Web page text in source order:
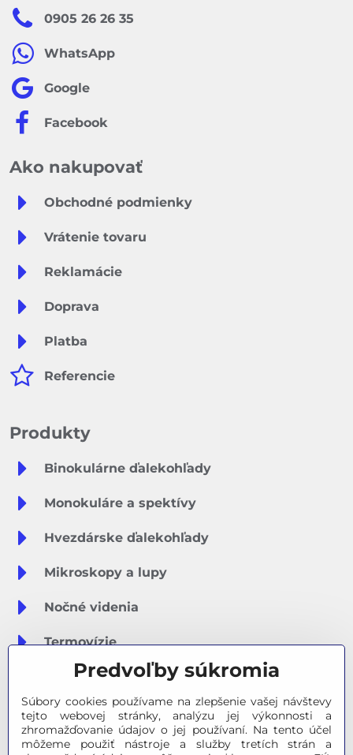
0905 26 26 35
WhatsApp
Google
Facebook
Ako nakupovať
Obchodné podmienky
Vrátenie tovaru
Reklamácie
Doprava
Platba
Referencie
Produkty
Binokulárne ďalekohľady
Monokuláre a spektívy
Hvezdárske ďalekohľady
Mikroskopy a lupy
Nočné videnia
Termovízie
Meteostanice
Značky
Výpredaj
Predvoľby súkromia
Súbory cookies používame na zlepšenie vašej návštevy
tejto webovej stránky, analýzu jej výkonnosti a
zhromažďovanie údajov o jej používaní. Na tento účel
môžeme použiť nástroje a služby tretích strán a